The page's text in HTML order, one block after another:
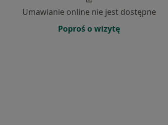
Umawianie online nie jest dostępne
Poproś o wizytę